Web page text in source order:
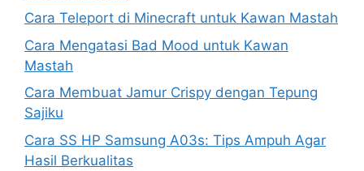
Cara Teleport di Minecraft untuk Kawan Mastah
Cara Mengatasi Bad Mood untuk Kawan
Mastah
Cara Membuat Jamur Crispy dengan Tepung
Sajiku
Cara SS HP Samsung A03s: Tips Ampuh Agar
Hasil Berkualitas